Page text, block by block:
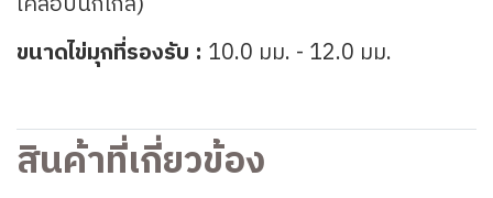
ขนาดไข่มุกที่รองรับ : 10.0 มม. - 12.0 มม.
สินค้าที่เกี่ยวข้อง